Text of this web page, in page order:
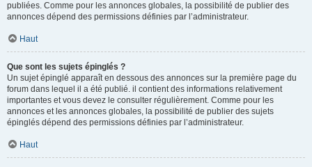
publiées. Comme pour les annonces globales, la possibilité de publier des
annonces dépend des permissions définies par l’administrateur.
Haut
Que sont les sujets épinglés ?
Un sujet épinglé apparaît en dessous des annonces sur la première page du
forum dans lequel il a été publié. il contient des informations relativement
importantes et vous devez le consulter régulièrement. Comme pour les
annonces et les annonces globales, la possibilité de publier des sujets
épinglés dépend des permissions définies par l’administrateur.
Haut